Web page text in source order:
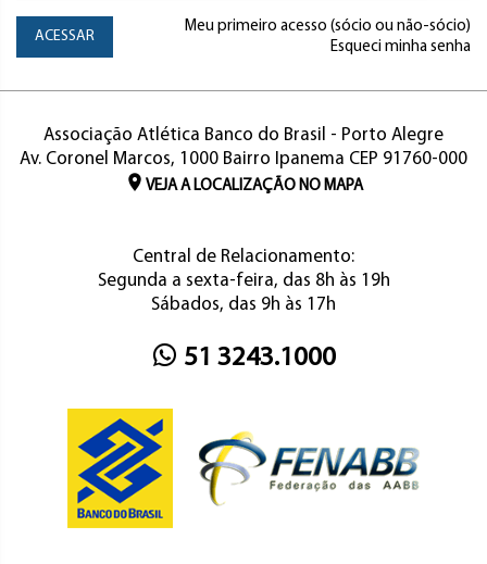
ACESSAR
Meu primeiro acesso (sócio ou não-sócio)
Esqueci minha senha
Associação Atlética Banco do Brasil - Porto Alegre
Av. Coronel Marcos, 1000 Bairro Ipanema CEP 91760-000
VEJA A LOCALIZAÇÃO NO MAPA
Central de Relacionamento:
Segunda a sexta-feira, das 8h às 19h
Sábados, das 9h às 17h
51 3243.1000